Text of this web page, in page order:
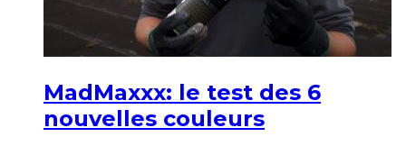
MadMaxxx: le test des 6
nouvelles couleurs